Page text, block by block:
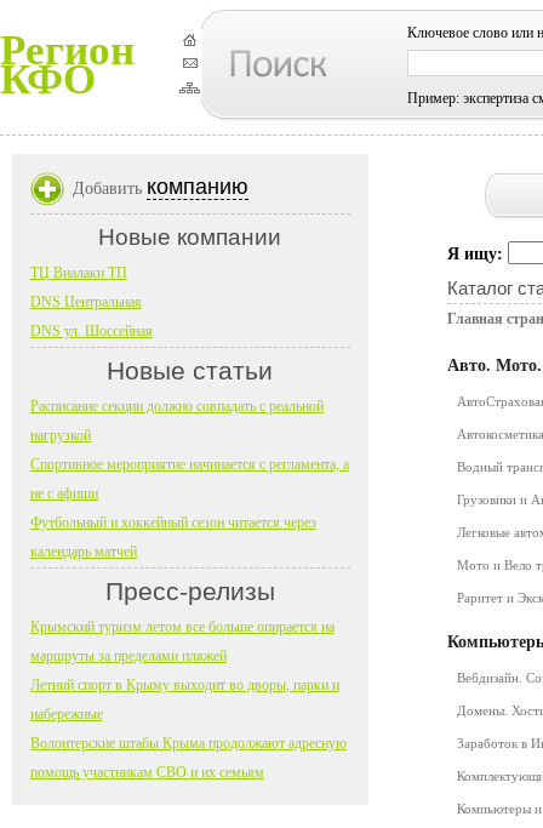
Регион
КФО
Ключевое слово или
Пример: экспертиза
Я ищу:
Каталог
Главная
Авто.
Водный
Грузовики и
Легковые
Мото и Вело
Раритет и
Вебдизайн.
Домены.
Заработок в
Компьютеры
Добавить компанию
Новые компании
ТЦ Виалаки ТП
DNS Центральная
DNS ул. Шоссейная
Новые статьи
Расписание секции должно совпадать с реальной
нагрузкой
Спортивное мероприятие начинается с регламента, а
не с афиши
Футбольный и хоккейный сезон читается через
календарь матчей
Пресс-релизы
Крымский туризм летом все больше опирается на
маршруты за пределами пляжей
Летний спорт в Крыму выходит во дворы, парки и
набережные
Волонтерские штабы Крыма продолжают адресную
помощь участникам СВО и их семьям